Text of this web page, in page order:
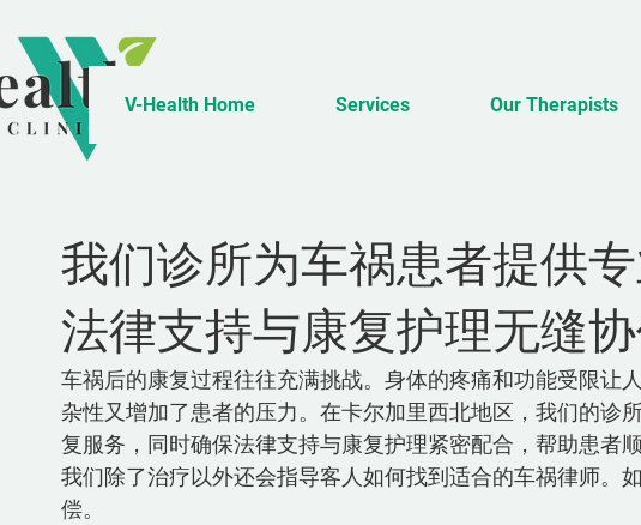
V-Health Home Services Our Therapists
我们诊所为车祸患者提供专
法律支持与康复护理无缝
车祸后的康复过程往往充满挑战。身体的疼痛和功能受限让
杂性又增加了患者的压力。在卡尔加里西北地区，我们的诊
复服务，同时确保法律支持与康复护理紧密配合，帮助患者
我们除了治疗以外还会指导客人如何找到适合的车祸律师。
偿。